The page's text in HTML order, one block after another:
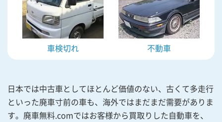
車検切れ 不動車
日本では中古車としてほとんど価値のない、古くて多走行
といった廃車寸前の車も、海外ではまだまだ需要がありま
す。廃車無料.comではお客様から買取りした自動車を、